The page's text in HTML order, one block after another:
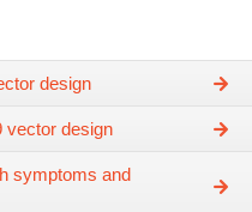
design
vector design
symptoms and